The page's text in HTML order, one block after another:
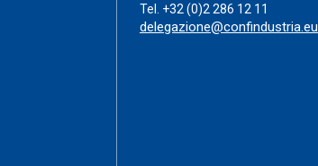
Tel. +32 (0)2 286 12 11
delegazione@confindustria.eu